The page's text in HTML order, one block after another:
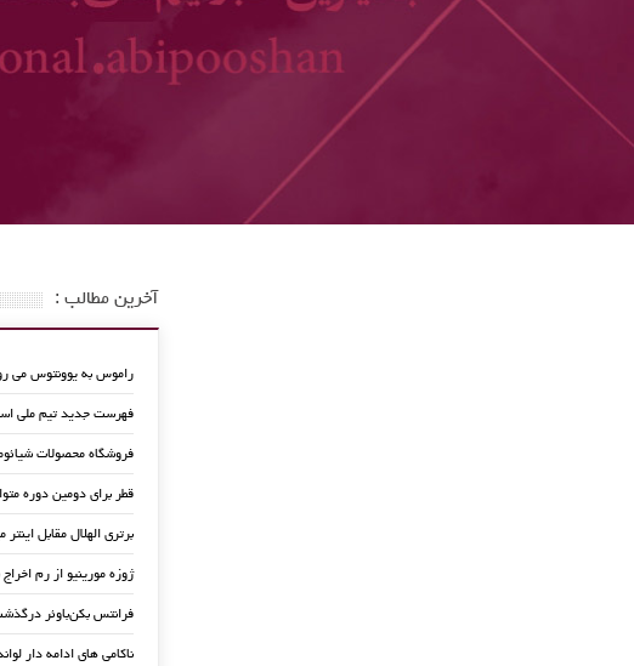
آخرین مطالب :
راموس به یوونتوس می
فهرست جدید تیم ملی
فروشگاه محصولات
قطر برای دومین دوره
برتری الهلال مقابل
ژوزه مورینیو از رم
فرانتس بکن‌باوئر
ناکامی های ادامه دار